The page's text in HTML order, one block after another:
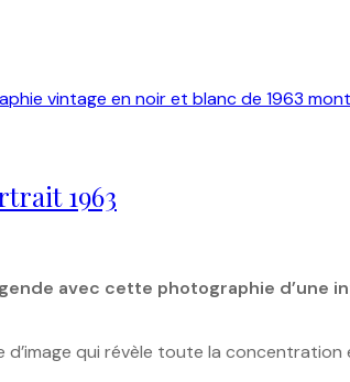
1963
avec cette photographie
d’image qui révèle toute la